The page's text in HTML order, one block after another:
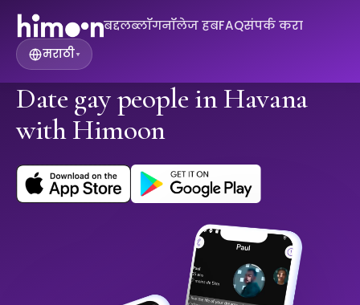
बद्दलब्लॉगनॉलेज हबFAQसंपर्क करा
मराठी▾
Date gay people in Havana
with Himoon